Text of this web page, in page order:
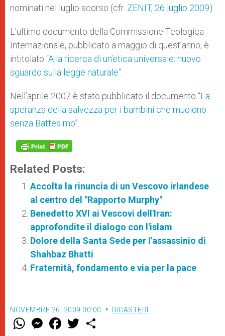
nominati nel luglio scorso (cfr. ZENIT, 26 luglio 2009).
L’ultimo documento della Commissione Teologica
Internazionale, pubblicato a maggio di quest’anno, è
intitolato “Alla ricerca di un’etica universale: nuovo
sguardo sulla legge naturale”.
Nell’aprile 2007 è stato pubblicato il documento “La
speranza della salvezza per i bambini che muoiono
senza Battesimo”.
Related Posts:
Accolta la rinuncia di un Vescovo irlandese
al centro del "Rapporto Murphy"
Benedetto XVI ai Vescovi dell'Iran:
approfondite il dialogo con l'islam
Dolore della Santa Sede per l'assassinio di
Shahbaz Bhatti
Fraternità, fondamento e via per la pace
NOVEMBRE 26, 2009 00:00 DICASTERI
W M
e
F
a w